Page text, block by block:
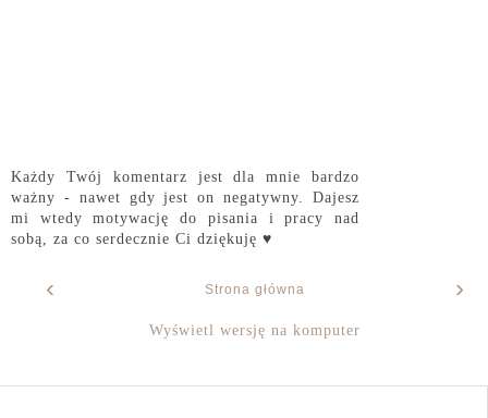
Każdy Twój komentarz jest dla mnie bardzo
ważny - nawet gdy jest on negatywny. Dajesz
mi wtedy motywację do pisania i pracy nad
sobą, za co serdecznie Ci dziękuję ♥
‹ ›
Strona główna
Wyświetl wersję na komputer